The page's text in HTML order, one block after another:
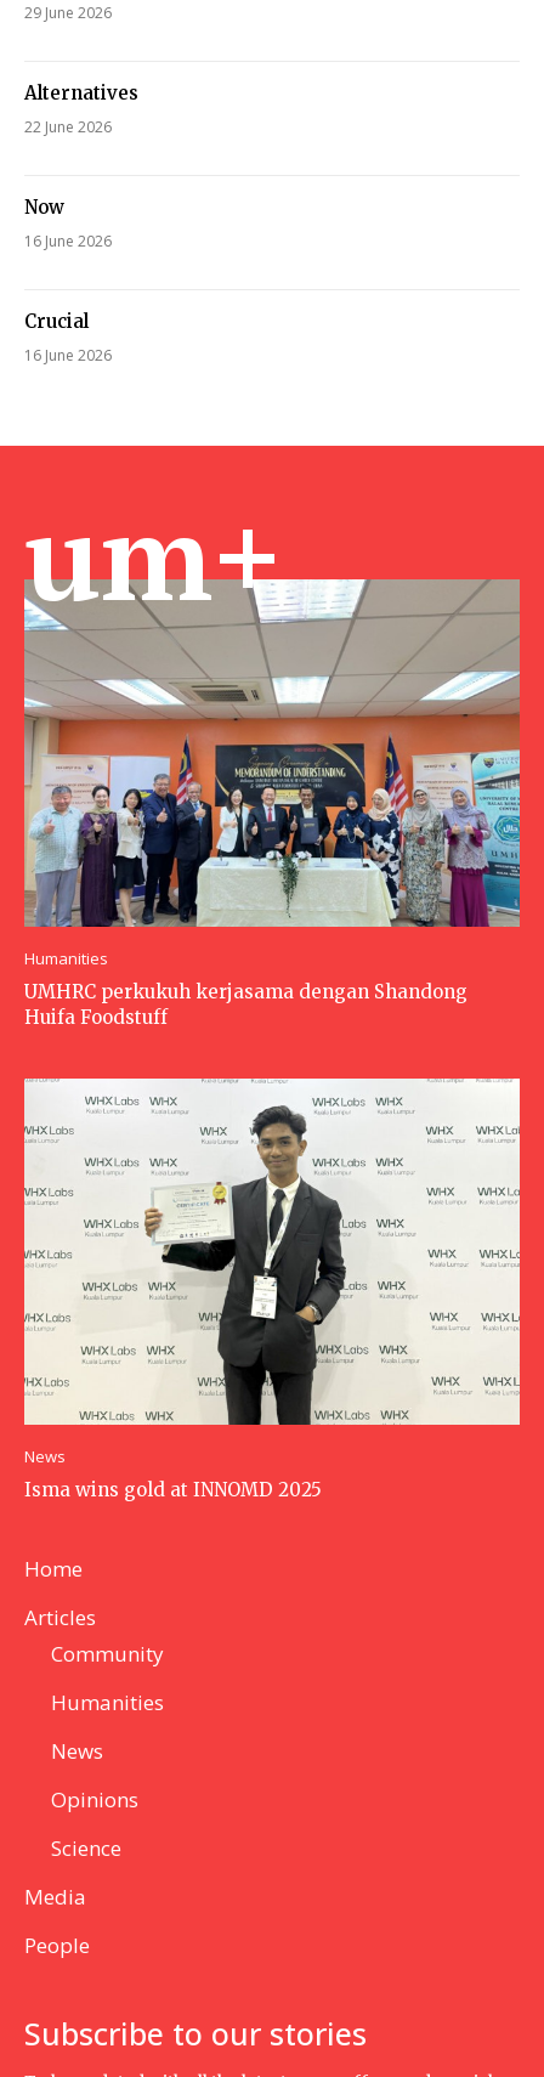
29 June 2026
Alternatives
22 June 2026
Now
16 June 2026
Crucial
16 June 2026
um+
Humanities
UMHRC perkukuh kerjasama dengan Shandong
Huifa Foodstuff
News
Isma wins gold at INNOMD 2025
Home
Articles
Community
Humanities
News
Opinions
Science
Media
People
Subscribe to our stories